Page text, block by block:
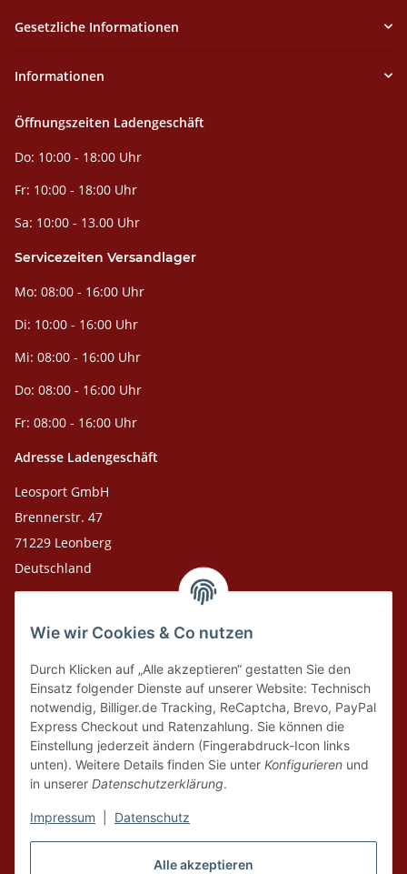
Alle akzeptieren
Wie wir Cookies & Co nutzen
Durch Klicken auf „Alle akzeptieren“ gestatten Sie den
Einsatz folgender Dienste auf unserer Website: Technisch
notwendig, Billiger.de Tracking, ReCaptcha, Brevo, PayPal
Express Checkout und Ratenzahlung. Sie können die
Einstellung jederzeit ändern (Fingerabdruck-Icon links
unten). Weitere Details finden Sie unter Konfigurieren und
in unserer Datenschutzerklärung.
Impressum Datenschutz
Gesetzliche Informationen
Informationen
Öffnungszeiten Ladengeschäft
Do: 10:00 - 18:00 Uhr
Fr: 10:00 - 18:00 Uhr
Sa: 10:00 - 13.00 Uhr
Servicezeiten Versandlager
Mo: 08:00 - 16:00 Uhr
Di: 10:00 - 16:00 Uhr
Mi: 08:00 - 16:00 Uhr
Do: 08:00 - 16:00 Uhr
Fr: 08:00 - 16:00 Uhr
Adresse Ladengeschäft
Leosport GmbH
Brennerstr. 47
71229 Leonberg
Deutschland
Leosport GmbH
75378 Bad Liebenzell
Tel. Laden 07152-909493
Tel. Versandlager 07052-9344380
Vertrag widerrufen